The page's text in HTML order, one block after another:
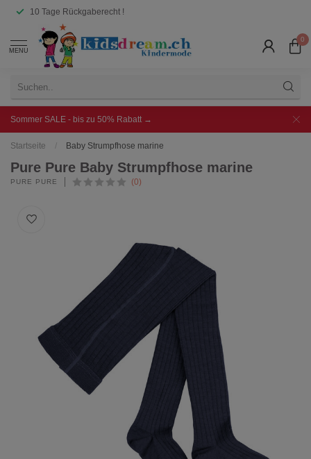
10 Tage Rückgaberecht !
MENU
0
Sommer SALE - bis zu 50% Rabatt →
Startseite / Baby Strumpfhose marine
Pure Pure Baby Strumpfhose marine
PURE PURE (0)